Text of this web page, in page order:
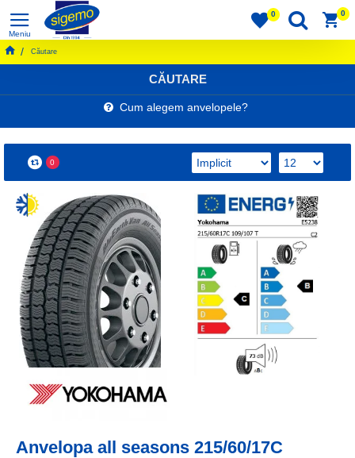
0 0
Căutare
CĂUTARE
Cum alegem anvelopele?
0
Anvelopa all seasons 215/60/17C